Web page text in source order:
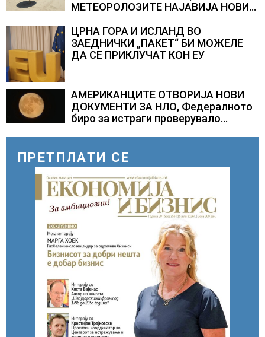
МЕТЕОРОЛОЗИТЕ НАЈАВИЈА НОВИ
АВГУСТ
ЦРНА ГОРА И ИСЛАНД ВО
ЗАЕДНИЧКИ „ПАКЕТ“ БИ МОЖЕЛЕ
ДА СЕ ПРИКЛУЧАТ КОН ЕУ
АМЕРИКАНЦИТЕ ОТВОРИЈА НОВИ
ДОКУМЕНТИ ЗА НЛО, Федералното
биро за истраги проверувало
ПРЕТПЛАТИ СЕ